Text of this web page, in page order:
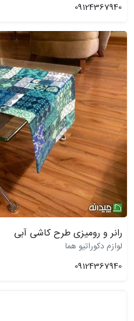
09124367940
رانر و رومیزی طرح کاشی آبی
لوازم دکوراتیو هما
09124367940